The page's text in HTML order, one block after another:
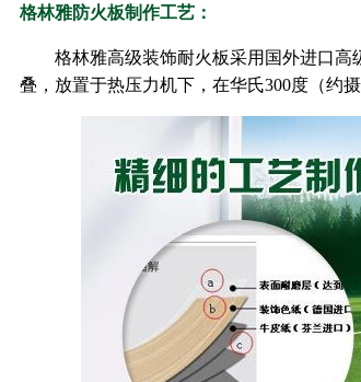
格林雅防火板制作工艺：
格林雅高级装饰耐火板采用国外进口
叠，放置于热压力机下，在华氏300度（约